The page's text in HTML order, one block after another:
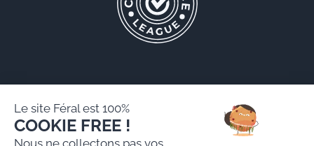
Le site Féral est 100%
COOKIE FREE !
Nous ne collectons pas vos